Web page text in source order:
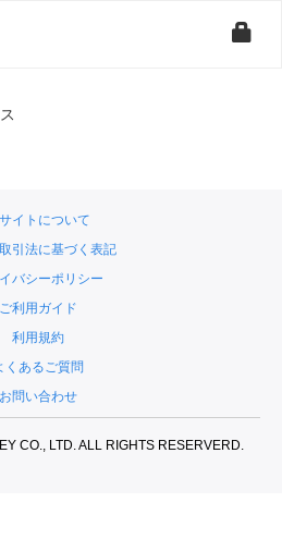
イトについて
引法に基づく表記
バシーポリシー
ご利用ガイド
利用規約
くあるご質問
お問い合わせ
CO., LTD. ALL RIGHTS RESERVERD.